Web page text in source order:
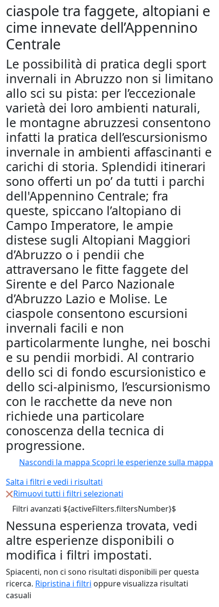
ciaspole tra faggete, altopiani e
cime innevate dell’Appennino
Centrale
Le possibilità di pratica degli sport
invernali in Abruzzo non si limitano
allo sci su pista: per l’eccezionale
varietà dei loro ambienti naturali,
le montagne abruzzesi consentono
infatti la pratica dell’escursionismo
invernale in ambienti affascinanti e
carichi di storia. Splendidi itinerari
sono offerti un po’ da tutti i parchi
dell'Appennino Centrale; fra
queste, spiccano l’altopiano di
Campo Imperatore, le ampie
distese sugli Altopiani Maggiori
d’Abruzzo o i pendii che
attraversano le fitte faggete del
Sirente e del Parco Nazionale
d’Abruzzo Lazio e Molise. Le
ciaspole consentono escursioni
invernali facili e non
particolarmente lunghe, nei boschi
e su pendii morbidi. Al contrario
dello sci di fondo escursionistico e
dello sci-alpinismo, l’escursionismo
con le racchette da neve non
richiede una particolare
conoscenza della tecnica di
progressione.
Nascondi la mappa Scopri le esperienze sulla mappa
Salta i filtri e vedi i risultati
Rimuovi tutti i filtri selezionati
Filtri avanzati ${activeFilters.filtersNumber}$
Nessuna esperienza trovata, vedi
altre esperienze disponibili o
modifica i filtri impostati.
Spiacenti, non ci sono risultati disponibili per questa
ricerca. Ripristina i filtri oppure visualizza risultati
casuali